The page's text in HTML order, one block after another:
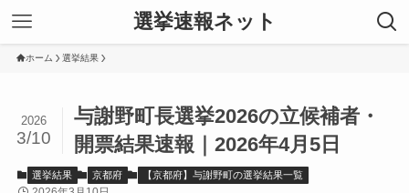
選挙速報ネット
ホーム 選挙結果
与謝野町長選挙2026の立候補者・
開票結果速報｜2026年4月5日
2026
3/10
選挙結果 京都府 【京都府】与謝野町の選挙結果一覧